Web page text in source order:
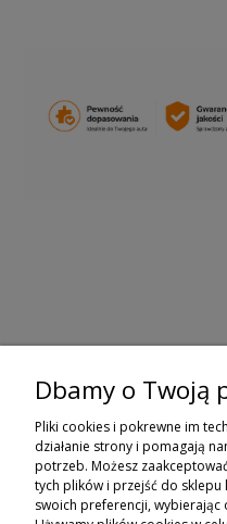
ZAPISZ SIĘ
Dbamy o Twoją
Pliki cookies i pokrewne im
działanie strony i pomagają
potrzeb. Możesz
tych plików i przejść do
swoich preferencji,